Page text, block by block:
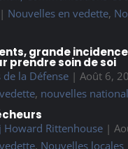
| Nouvelles en vedette,
grande
prendre soin de soi
la Défense| Août 6,
, nouvelles
Howard Rittenhouse|
, Nouvelles locales